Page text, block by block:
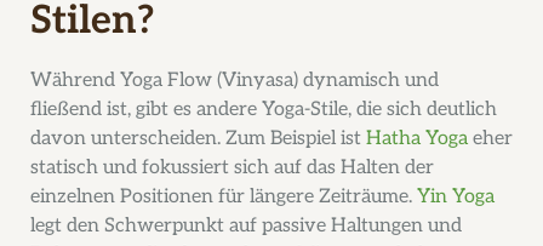
Stilen?
Während Yoga Flow (Vinyasa) dynamisch und
fließend ist, gibt es andere Yoga-Stile, die sich deutlich
davon unterscheiden. Zum Beispiel ist Hatha Yoga eher
statisch und fokussiert sich auf das Halten der
einzelnen Positionen für längere Zeiträume. Yin Yoga
legt den Schwerpunkt auf passive Haltungen und